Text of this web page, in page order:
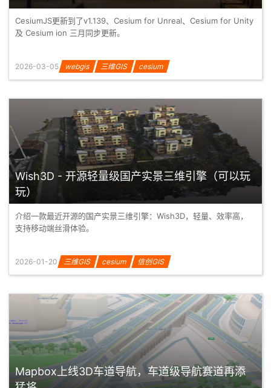
CesiumJS更新到了v1.139、Cesium for Unreal、Cesium for Unity
及 Cesium ion 三月同步更新。
2026-03-05 webgis 三维GIS cesium
Wish3D - 开源轻量级国产实景三维引擎（可以玩
玩）
介绍一款最近开源的国产实景三维引擎：Wish3D，轻量、效率高，
支持移动端丝滑体验。
2026-01-20 三维GIS cesium 信创GIS
Mapbox上线3D车道导航，车道级导航赛道再添